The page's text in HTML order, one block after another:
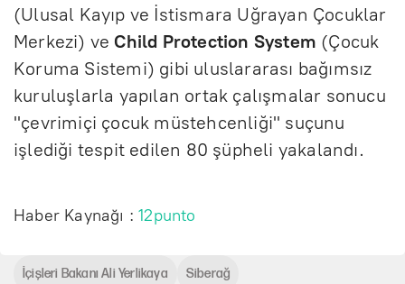
(Ulusal Kayıp ve İstismara Uğrayan Çocuklar
Merkezi) ve Child Protection System (Çocuk
Koruma Sistemi) gibi uluslararası bağımsız
kuruluşlarla yapılan ortak çalışmalar sonucu
"çevrimiçi çocuk müstehcenliği" suçunu
işlediği tespit edilen 80 şüpheli yakalandı.
Haber Kaynağı :12punto
İçişleri Bakanı Ali Yerlikaya Siberağ